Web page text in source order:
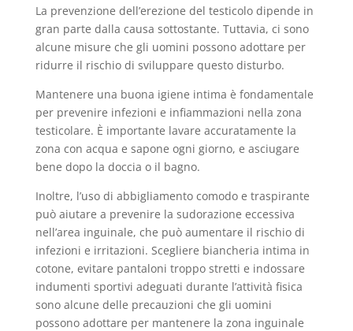
La prevenzione dell’erezione del testicolo dipende in
gran parte dalla causa sottostante. Tuttavia, ci sono
alcune misure che gli uomini possono adottare per
ridurre il rischio di sviluppare questo disturbo.
Mantenere una buona igiene intima è fondamentale
per prevenire infezioni e infiammazioni nella zona
testicolare. È importante lavare accuratamente la
zona con acqua e sapone ogni giorno, e asciugare
bene dopo la doccia o il bagno.
Inoltre, l’uso di abbigliamento comodo e traspirante
può aiutare a prevenire la sudorazione eccessiva
nell’area inguinale, che può aumentare il rischio di
infezioni e irritazioni. Scegliere biancheria intima in
cotone, evitare pantaloni troppo stretti e indossare
indumenti sportivi adeguati durante l’attività fisica
sono alcune delle precauzioni che gli uomini
possono adottare per mantenere la zona inguinale